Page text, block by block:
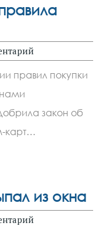
правил покупки
закон об
карт…
из окна